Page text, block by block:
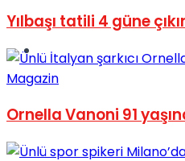
Tatil
Yılbaşı tatili 4 güne
Magazin
Ornella Vanoni 91